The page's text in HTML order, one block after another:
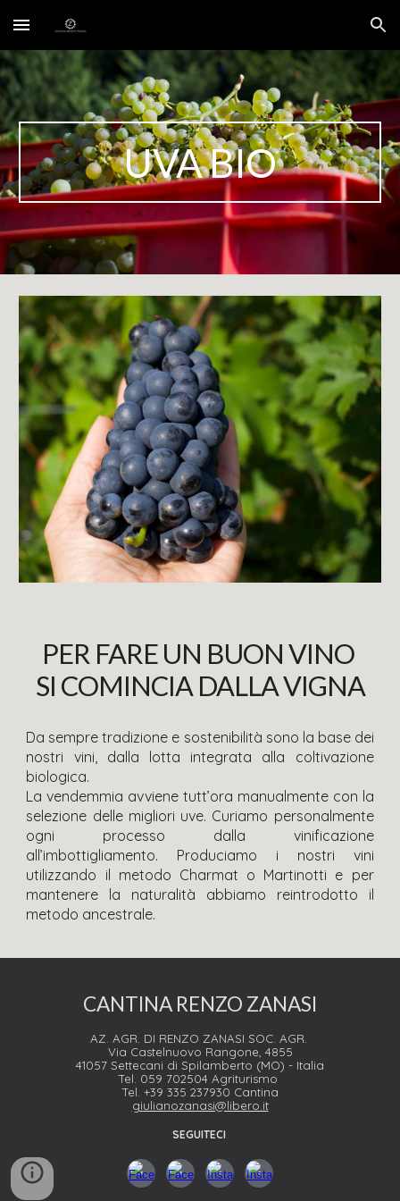
Skip to main content Skip to navigation
UVA BIO
PER FARE UN BUON VINO
SI COMINCIA DALLA VIGNA
Da sempre tradizione e sostenibilità sono la base dei
nostri vini, dalla lotta integrata alla coltivazione
biologica.
La vendemmia avviene tutt’ora manualmente con la
selezione delle migliori uve. Curiamo personalmente
ogni processo dalla vinificazione
all’imbottigliamento. Produciamo i nostri vini
utilizzando il metodo Charmat o Martinotti e per
mantenere la naturalità abbiamo reintrodotto il
metodo ancestrale.
CANTINA RENZO ZANASI
AZ. AGR. DI RENZO ZANASI SOC. AGR.
Via Castelnuovo Rangone, 4855
41057 Settecani di Spilamberto (MO) - Italia
Tel. 059 702504 Agriturismo
Tel. +39 335 237930 Cantina
giulianozanasi@libero.it
SEGUITECI